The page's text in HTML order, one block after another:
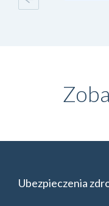
Ubezpieczenia